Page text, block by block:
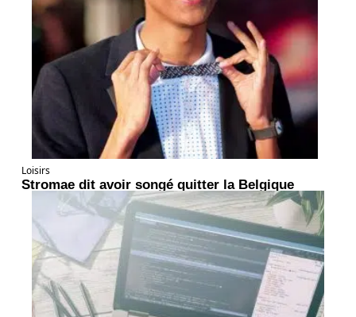
Loisirs
Stromae dit avoir songé quitter la Belgique